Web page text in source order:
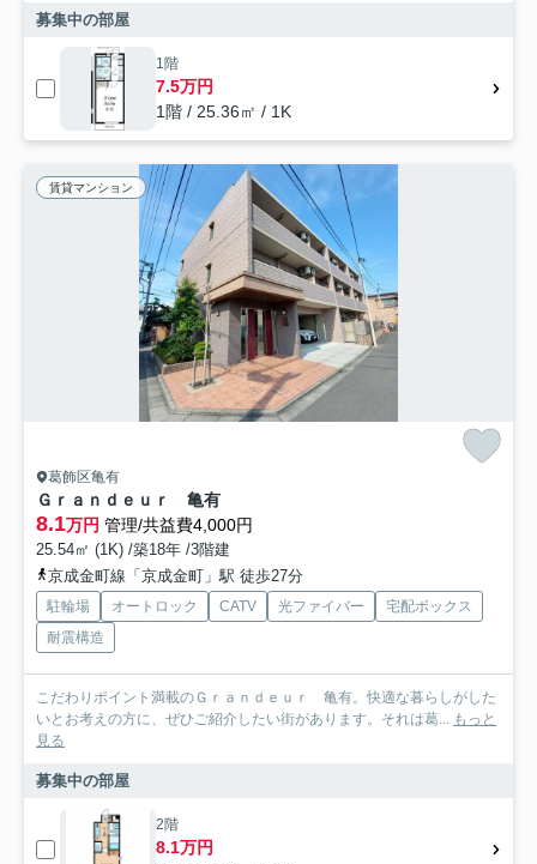
募集中の部屋
1階
7.5万円
1階 / 25.36㎡ / 1K
賃貸マンション
葛飾区亀有
Ｇｒａｎｄｅｕｒ 亀有
8.1万円 管理/共益費4,000円
25.54㎡ (1K) /築18年 /3階建
京成金町線「京成金町」駅 徒歩27分
駐輪場 オートロック CATV 光ファイバー
宅配ボックス
耐震構造
こだわりポイント満載のＧｒａｎｄｅｕｒ 亀有。快適な暮らしがした
いとお考えの方に、ぜひご紹介したい街があります。それは葛... もっと
見る
募集中の部屋
2階
8.1万円